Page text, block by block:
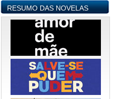
RESUMO DAS NOVELAS